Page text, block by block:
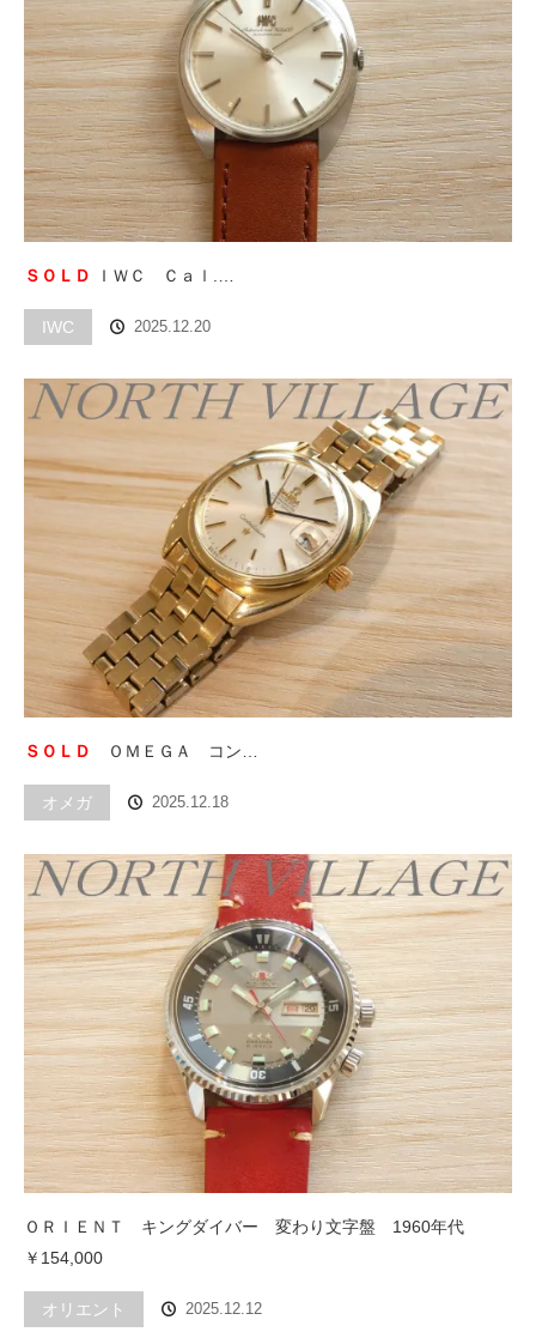
ＳＯＬＤ ＩＷＣ Ｃａｌ.…
IWC 2025.12.20
ＳＯＬＤ ＯＭＥＧＡ コン…
オメガ 2025.12.18
ＯＲＩＥＮＴ キングダイバー 変わり文字盤 1960年代
￥154,000
オリエント 2025.12.12